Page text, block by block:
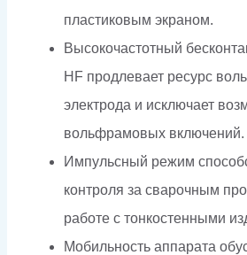
пластиковым экраном.
Высокочастотный
HF продлевает ресурс
электрода и исключает
вольфрамовых включений.
Импульсный режим
контроля за сварочным
работе с тонкостенными
Мобильность аппарата